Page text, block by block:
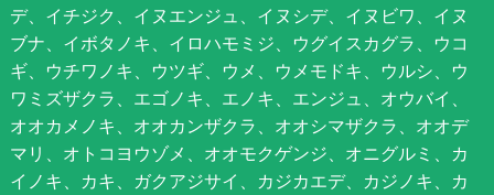
デ、イチジク、イヌエンジュ、イヌシデ、イヌビワ、イヌ
ブナ、イボタノキ、イロハモミジ、ウグイスカグラ、ウコ
ギ、ウチワノキ、ウツギ、ウメ、ウメモドキ、ウルシ、ウ
ワミズザクラ、エゴノキ、エノキ、エンジュ、オウバイ、
オオカメノキ、オオカンザクラ、オオシマザクラ、オオデ
マリ、オトコヨウゾメ、オオモクゲンジ、オニグルミ、カ
イノキ、カキ、ガクアジサイ、カジカエデ、カジノキ、カ